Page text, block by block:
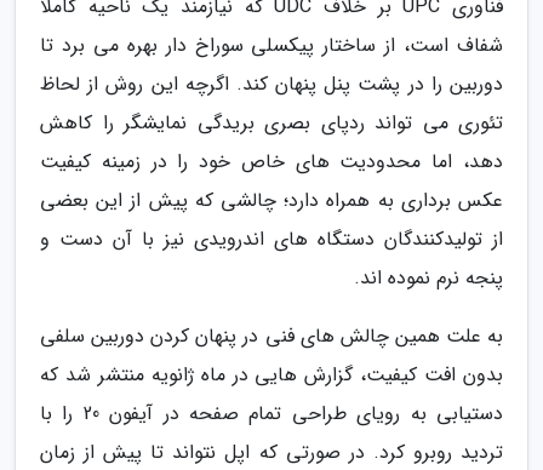
فناوری UPC بر خلاف UDC که نیازمند یک ناحیه کاملا
شفاف است، از ساختار پیکسلی سوراخ دار بهره می برد تا
دوربین را در پشت پنل پنهان کند. اگرچه این روش از لحاظ
تئوری می تواند ردپای بصری بریدگی نمایشگر را کاهش
دهد، اما محدودیت های خاص خود را در زمینه کیفیت
عکس برداری به همراه دارد؛ چالشی که پیش از این بعضی
از تولیدکنندگان دستگاه های اندرویدی نیز با آن دست و
پنجه نرم نموده اند.
به علت همین چالش های فنی در پنهان کردن دوربین سلفی
بدون افت کیفیت، گزارش هایی در ماه ژانویه منتشر شد که
دستیابی به رویای طراحی تمام صفحه در آیفون 20 را با
تردید روبرو کرد. در صورتی که اپل نتواند تا پیش از زمان